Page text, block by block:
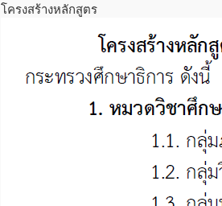
โครงสร้างหลักสูตร